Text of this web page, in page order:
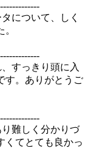
について、しく
すっきり頭に入
す。ありがとうご
難しく分かりづ
くてとても良かっ